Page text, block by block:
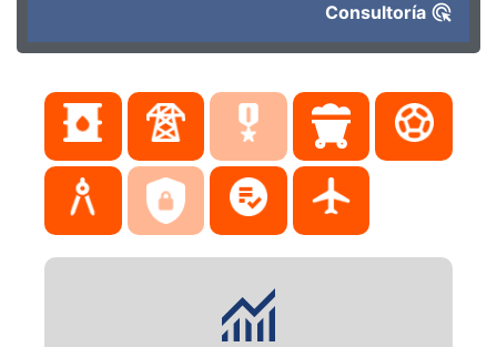
Consultoría